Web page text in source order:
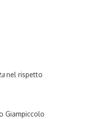
nel rispetto
Giampiccolo